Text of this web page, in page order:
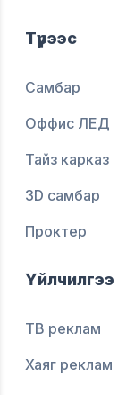
Түрээс
Самбар
Оффис ЛЕД
Тайз карказ
3D самбар
Проктер
Үйлчилгээ
ТВ реклам
Хаяг реклам